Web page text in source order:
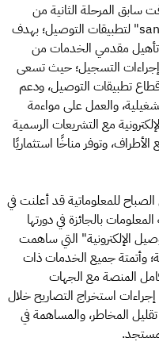
سابق المرحلة الثانية من
مشروع البيئة التنظيمية التجريبية "sandbox" لتطبيقات التوصيل؛ بهدف
مقدمي الخدمات من
إجراءات التسجيل؛ حيث تسعى
تطبيقات التوصيل، ودعم
والعمل على مواءمة
مع التشريعات الرسمية
وتوفر مناخًا استثماريًا
للمعلوماتية قد أعلنت في
بالجائزة في دورتها
الإلكترونية" التي ساهمت
وأتمتة جميع الخدمات ذات
المنصة مع الجهات
استخراج التصاريح خلال
تقليل المخاطر، والمساهمة في